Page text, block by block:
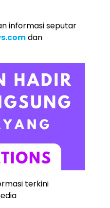
informasi seputar
dan
terkini